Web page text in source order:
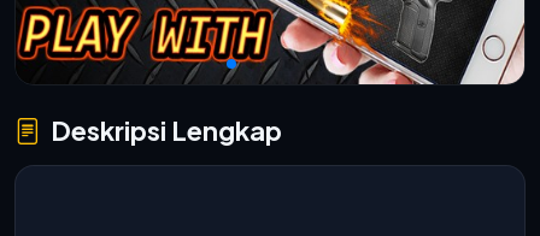
Deskripsi Lengkap